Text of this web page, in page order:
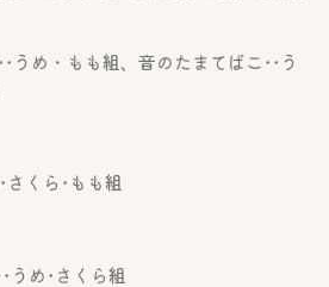
め・もも組、音のたまてばこ･･う
くら･もも組
め･さくら組